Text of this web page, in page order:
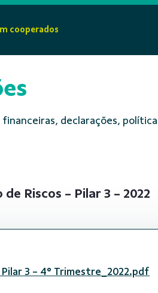
cooperados
declarações,
Riscos - Pilar 3 - 2022
3 - 4° Trimestre_2022.pdf